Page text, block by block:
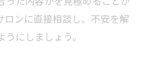
ロンに直接相談し、不安を解
にしましょう。